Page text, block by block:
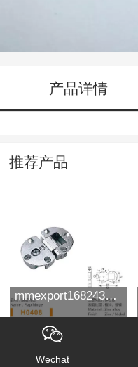
产品详情
推荐产品
mmexport1682430488523
Wechat